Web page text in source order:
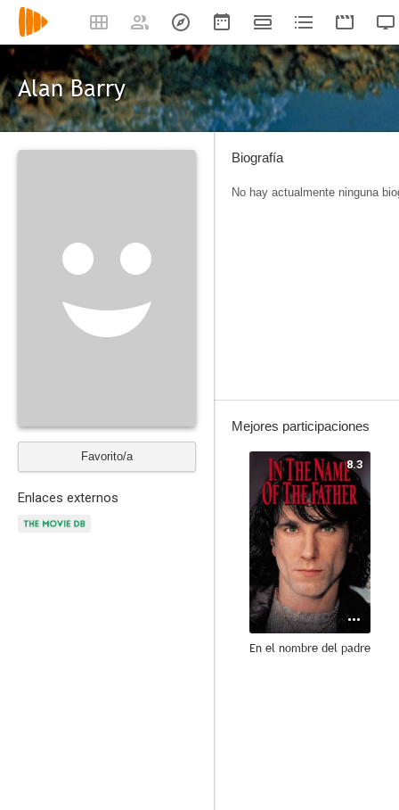
Alan Barry
Favorito/a
Enlaces externos
Biografía
No hay actualmente ninguna
Mejores participaciones
8.3
En el nombre del padre